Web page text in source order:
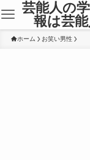
芸能人の
報は芸
ホーム お笑い男性